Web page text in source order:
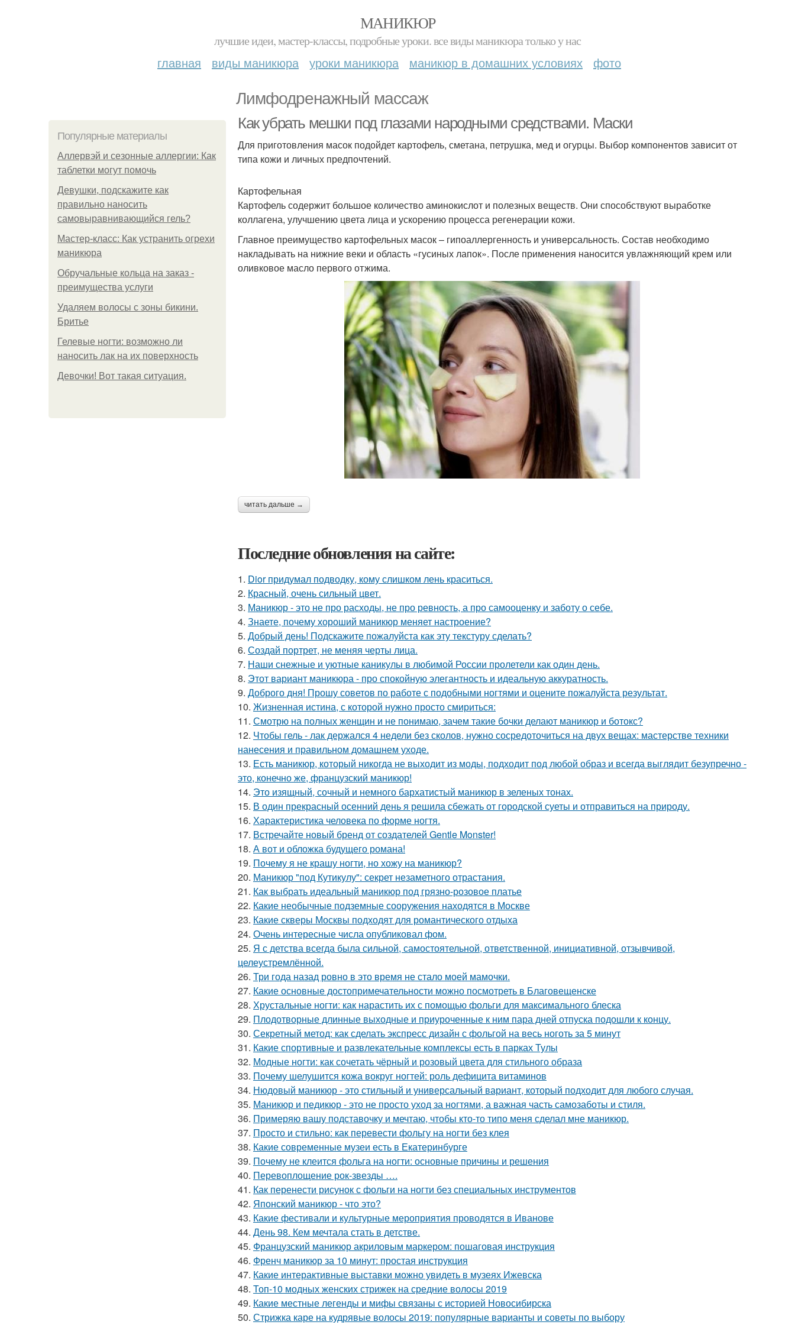
МАНИКЮР
лучшие идеи, мастер-классы, подробные уроки. все виды маникюра только у нас
главная виды маникюра уроки маникюра маникюр в домашних условиях фото
Лимфодренажный массаж
Популярные материалы
Аллервэй и сезонные аллергии: Как
таблетки могут помочь
Девушки, подскажите как
правильно наносить
самовыравнивающийся гель?
Мастер-класс: Как устранить огрехи
маникюра
Обручальные кольца на заказ -
преимущества услуги
Удаляем волосы с зоны бикини.
Бритье
Гелевые ногти: возможно ли
наносить лак на их поверхность
Девочки! Вот такая ситуация.
Как убрать мешки под глазами народными средствами. Маски
Для приготовления масок подойдет картофель, сметана, петрушка, мед и огурцы. Выбор компонентов зависит от
типа кожи и личных предпочтений.
Картофельная
Картофель содержит большое количество аминокислот и полезных веществ. Они способствуют выработке
коллагена, улучшению цвета лица и ускорению процесса регенерации кожи.
Главное преимущество картофельных масок – гипоаллергенность и универсальность. Состав необходимо
накладывать на нижние веки и область «гусиных лапок». После применения наносится увлажняющий крем или
оливковое масло первого отжима.
читать дальше →
Последние обновления на сайте:
1. Dior придумал подводку, кому слишком лень краситься.
2. Красный, очень сильный цвет.
3. Маникюр - это не про расходы, не про ревность, а про самооценку и заботу о себе.
4. Знаете, почему хороший маникюр меняет настроение?
5. Добрый день! Подскажите пожалуйста как эту текстуру сделать?
6. Создай портрет, не меняя черты лица.
7. Наши снежные и уютные каникулы в любимой России пролетели как один день.
8. Этот вариант маникюра - про спокойную элегантность и идеальную аккуратность.
9. Доброго дня! Прошу советов по работе с подобными ногтями и оцените пожалуйста результат.
10. Жизненная истина, с которой нужно просто смириться:
11. Смотрю на полных женщин и не понимаю, зачем такие бочки делают маникюр и ботокс?
12. Чтобы гель - лак держался 4 недели без сколов, нужно сосредоточиться на двух вещах: мастерстве техники
нанесения и правильном домашнем уходе.
13. Есть маникюр, который никогда не выходит из моды, подходит под любой образ и всегда выглядит безупречно -
это, конечно же, французский маникюр!
14. Это изящный, сочный и немного бархатистый маникюр в зеленых тонах.
15. В один прекрасный осенний день я решила сбежать от городской суеты и отправиться на природу.
16. Характеристика человека по форме ногтя.
17. Встречайте новый бренд от создателей Gentle Monster!
18. А вот и обложка будущего романа!
19. Почему я не крашу ногти, но хожу на маникюр?
20. Маникюр "под Кутикулу": секрет незаметного отрастания.
21. Как выбрать идеальный маникюр под грязно-розовое платье
22. Какие необычные подземные сооружения находятся в Москве
23. Какие скверы Москвы подходят для романтического отдыха
24. Очень интересные числа опубликовал фом.
25. Я с детства всегда была сильной, самостоятельной, ответственной, инициативной, отзывчивой,
целеустремлённой.
26. Три года назад ровно в это время не стало моей мамочки.
27. Какие основные достопримечательности можно посмотреть в Благовещенске
28. Хрустальные ногти: как нарастить их с помощью фольги для максимального блеска
29. Плодотворные длинные выходные и приуроченные к ним пара дней отпуска подошли к концу.
30. Секретный метод: как сделать экспресс дизайн с фольгой на весь ноготь за 5 минут
31. Какие спортивные и развлекательные комплексы есть в парках Тулы
32. Модные ногти: как сочетать чёрный и розовый цвета для стильного образа
33. Почему шелушится кожа вокруг ногтей: роль дефицита витаминов
34. Нюдовый маникюр - это стильный и универсальный вариант, который подходит для любого случая.
35. Маникюр и педикюр - это не просто уход за ногтями, а важная часть самозаботы и стиля.
36. Примеряю вашу подставочку и мечтаю, чтобы кто-то типо меня сделал мне маникюр.
37. Просто и стильно: как перевести фольгу на ногти без клея
38. Какие современные музеи есть в Екатеринбурге
39. Почему не клеится фольга на ногти: основные причины и решения
40. Перевоплощение рок-звезды ….
41. Как перенести рисунок с фольги на ногти без специальных инструментов
42. Японский маникюр - что это?
43. Какие фестивали и культурные мероприятия проводятся в Иванове
44. День 98. Кем мечтала стать в детстве.
45. Французский маникюр акриловым маркером: пошаговая инструкция
46. Френч маникюр за 10 минут: простая инструкция
47. Какие интерактивные выставки можно увидеть в музеях Ижевска
48. Топ-10 модных женских стрижек на средние волосы 2019
49. Какие местные легенды и мифы связаны с историей Новосибирска
50. Стрижка каре на кудрявые волосы 2019: популярные варианты и советы по выбору